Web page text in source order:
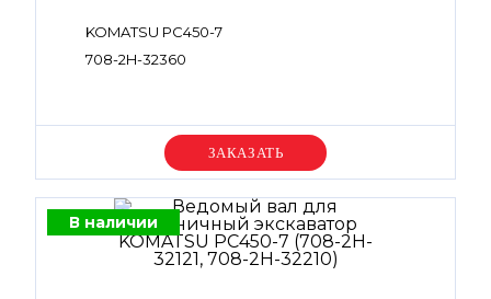
KOMATSU PC450-7
708-2H-32360
Уточняйте цену
В наличии